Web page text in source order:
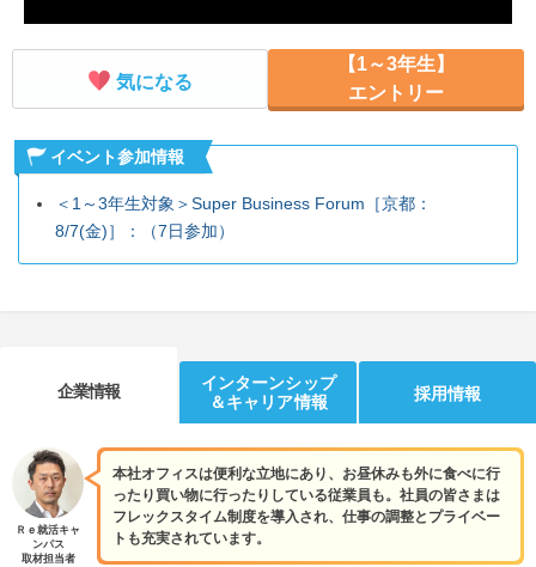
気になる
【1～3年生】
エントリー
イベント参加情報
＜1～3年生対象＞Super Business Forum［京都：
8/7(金)］：（7日参加）
企業情報
インターンシップ
＆キャリア情報
採用情報
本社オフィスは便利な立地にあり、お昼休みも外に食べに行
ったり買い物に行ったりしている従業員も。社員の皆さまは
フレックスタイム制度を導入され、仕事の調整とプライベー
トも充実されています。
Ｒｅ就活キャ
ンパス
取材担当者